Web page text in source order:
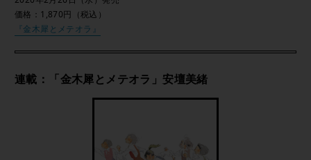
価格：1,870円（税込）
『金木犀とメテオラ』
連載：「金木犀とメテオラ」安壇美緒